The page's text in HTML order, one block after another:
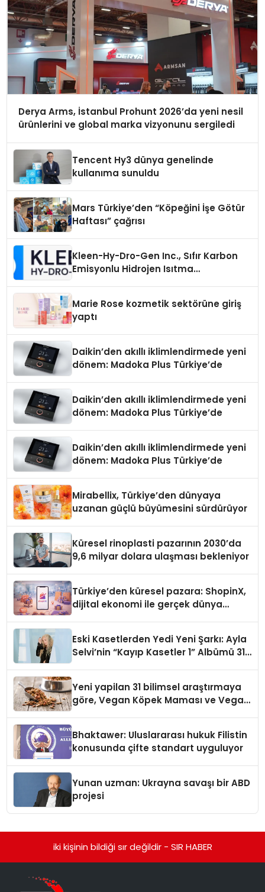
Derya Arms, İstanbul Prohunt 2026’da yeni nesil
ürünlerini ve global marka vizyonunu sergiledi
Tencent Hy3 dünya genelinde
kullanıma sunuldu
Mars Türkiye’den “Köpeğini İşe Götür
Haftası” çağrısı
Kleen-Hy-Dro-Gen Inc., Sıfır Karbon
Emisyonlu Hidrojen Isıtma
Marie Rose kozmetik sektörüne giriş
yaptı
Daikin’den akıllı iklimlendirmede yeni
dönem: Madoka Plus Türkiye’de
Daikin’den akıllı iklimlendirmede yeni
dönem: Madoka Plus Türkiye’de
Daikin’den akıllı iklimlendirmede yeni
dönem: Madoka Plus Türkiye’de
Mirabellix, Türkiye’den dünyaya
uzanan güçlü büyümesini sürdürüyor
Küresel rinoplasti pazarının 2030’da
9,6 milyar dolara ulaşması bekleniyor
Türkiye’den küresel pazara: ShopinX,
dijital ekonomi ile gerçek dünya
Eski Kasetlerden Yedi Yeni Şarkı: Ayla
Selvi’nin “Kayıp Kasetler 1” Albümü 31
Yeni yapilan 31 bilimsel araştırmaya
göre, Vegan Köpek Maması ve Vegan
Bhaktawer: Uluslararası hukuk Filistin
konusunda çifte standart uyguluyor
Yunan uzman: Ukrayna savaşı bir ABD
projesi
iki kişinin bildiği sır değildir - SIR HABER